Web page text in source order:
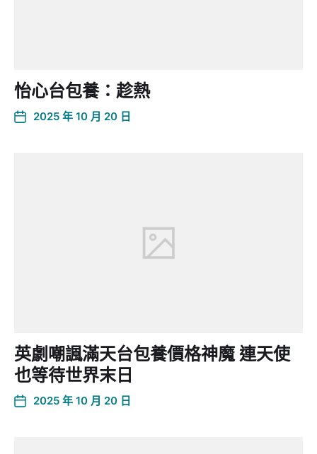
怡心台包養：趁熱
2025 年 10 月 20 日
英劇嘲諷滿天台包養價格神魔 連天使
也等待世界末日
2025 年 10 月 20 日